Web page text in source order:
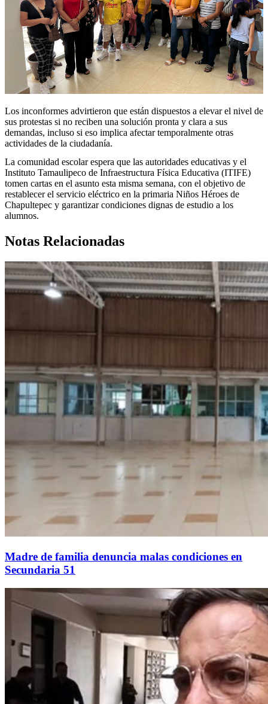
Los inconformes advirtieron que están dispuestos a elevar el nivel de
sus protestas si no reciben una solución pronta y clara a sus
demandas, incluso si eso implica afectar temporalmente otras
actividades de la ciudadanía.
La comunidad escolar espera que las autoridades educativas y el
Instituto Tamaulipeco de Infraestructura Física Educativa (ITIFE)
tomen cartas en el asunto esta misma semana, con el objetivo de
restablecer el servicio eléctrico en la primaria Niños Héroes de
Chapultepec y garantizar condiciones dignas de estudio a los
alumnos.
Notas Relacionadas
Madre de familia denuncia malas condiciones en
Secundaria 51